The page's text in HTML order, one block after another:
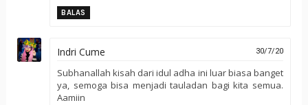
BALAS
Indri Cume 30/7/20
Subhanallah kisah dari idul adha ini luar biasa banget
ya, semoga bisa menjadi tauladan bagi kita semua.
Aamiin